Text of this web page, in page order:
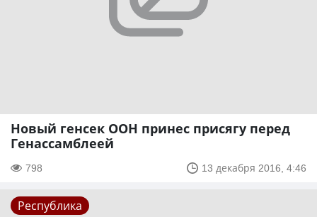
Новый генсек ООН принес присягу перед
Генассамблеей
798 13 декабря 2016, 4:46
Республика